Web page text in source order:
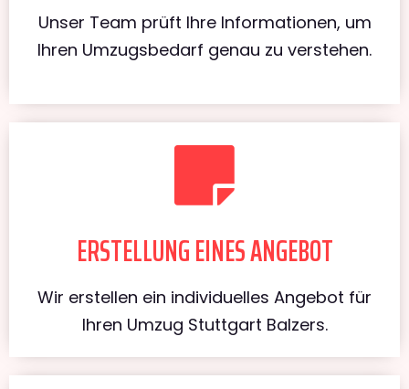
Unser Team prüft Ihre Informationen, um
Ihren Umzugsbedarf genau zu verstehen.
ERSTELLUNG EINES ANGEBOT
Wir erstellen ein individuelles Angebot für
Ihren Umzug Stuttgart Balzers.